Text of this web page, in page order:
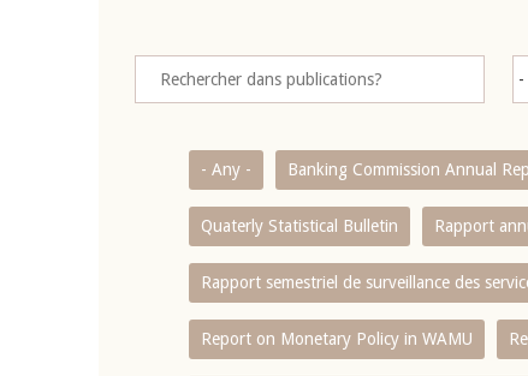
- Any - Banking Commission Annual
Quaterly Statistical Bulletin Rapport
Rapport semestriel de surveillance des
Report on Monetary Policy in WAMU